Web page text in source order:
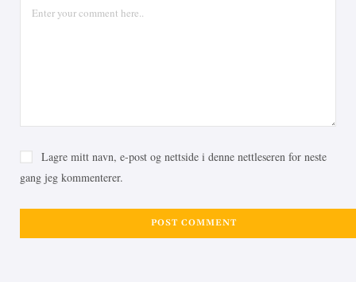
Lagre mitt navn, e-post og nettside i denne nettleseren for neste
gang jeg kommenterer.